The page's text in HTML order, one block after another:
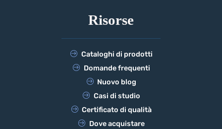
Risorse
Cataloghi di prodotti
Domande frequenti
Nuovo blog
Casi di studio
Certificato di qualità
Dove acquistare